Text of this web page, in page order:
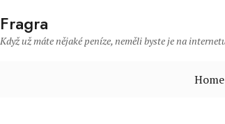
Fragra
Když už máte nějaké peníze, neměli byste je na
Home